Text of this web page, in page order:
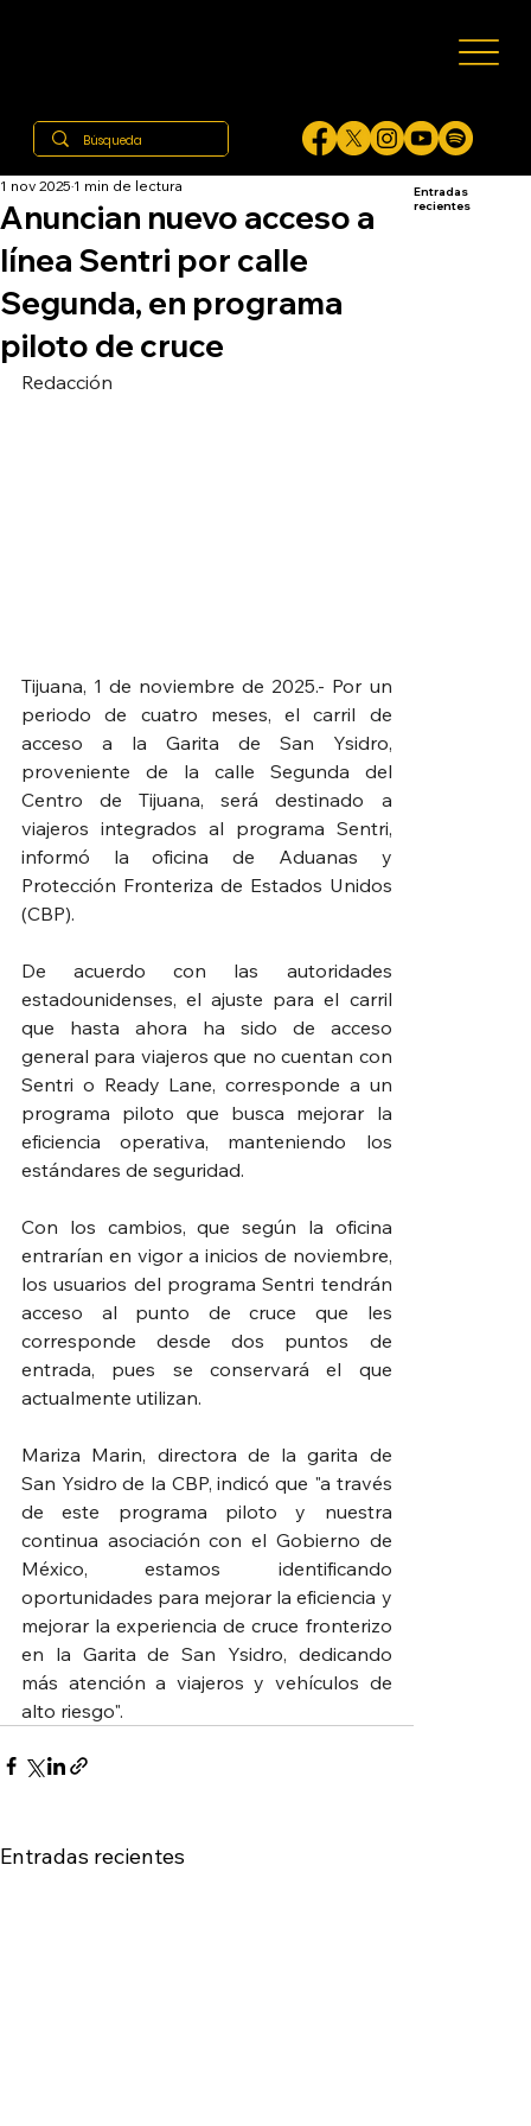
Anuncian nuevo acceso a
línea Sentri por calle
Segunda, en programa
piloto de cruce
1 nov 2025 1 min de lectura
Redacción
Tijuana, 1 de noviembre de 2025.- Por un
periodo de cuatro meses, el carril de
acceso a la Garita de San Ysidro,
proveniente de la calle Segunda del
Centro de Tijuana, será destinado a
viajeros integrados al programa Sentri,
informó la oficina de Aduanas y
Protección Fronteriza de Estados Unidos
(CBP).
De acuerdo con las autoridades
estadounidenses, el ajuste para el carril
que hasta ahora ha sido de acceso
general para viajeros que no cuentan con
Sentri o Ready Lane, corresponde a un
programa piloto que busca mejorar la
eficiencia operativa, manteniendo los
estándares de seguridad.
Con los cambios, que según la oficina
entrarían en vigor a inicios de noviembre,
los usuarios del programa Sentri tendrán
acceso al punto de cruce que les
corresponde desde dos puntos de
entrada, pues se conservará el que
actualmente utilizan.
Mariza Marin, directora de la garita de
San Ysidro de la CBP, indicó que "a través
de este programa piloto y nuestra
continua asociación con el Gobierno de
México, estamos identificando
oportunidades para mejorar la eficiencia y
mejorar la experiencia de cruce fronterizo
en la Garita de San Ysidro, dedicando
más atención a viajeros y vehículos de
alto riesgo".
Entradas recientes
Entradas
recientes